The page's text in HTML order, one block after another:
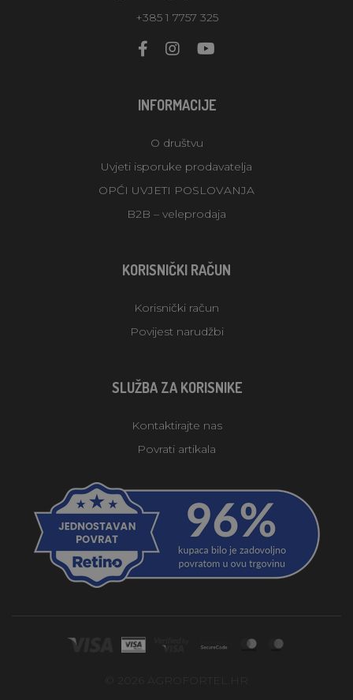
+385 1 7757 325
INFORMACIJE
O društvu
Uvjeti isporuke prodavatelja
OPĆI UVJETI POSLOVANJA
B2B – veleprodaja
KORISNIČKI RAČUN
Korisnički račun
Povijest narudžbi
SLUŽBA ZA KORISNIKE
Kontaktirajte nas
Povrati artikala